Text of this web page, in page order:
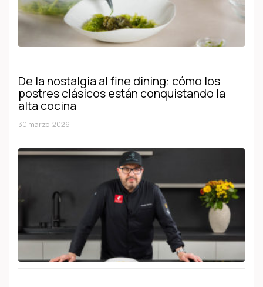
De la nostalgia al fine dining: cómo los
postres clásicos están conquistando la
alta cocina
30 marzo, 2026